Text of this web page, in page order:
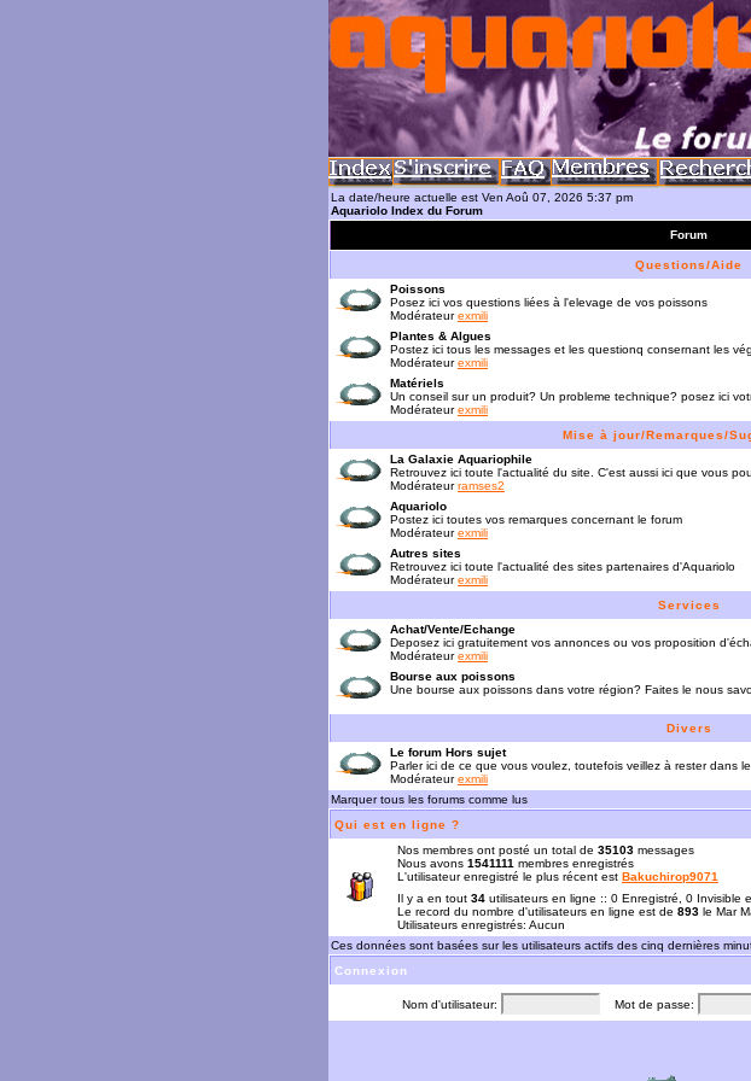
La date/heure actuelle est Ven Aoû 07, 2026 5:37 pm
Aquariolo Index du Forum
Forum
Questions/Aide
Poissons
Posez ici vos questions liées à l'elevage de vos poissons
Modérateurexmili
Plantes & Algues
Postez ici tous les messages et les questionq consernant les
Modérateurexmili
Matériels
Un conseil sur un produit? Un probleme technique? posez ici
Modérateurexmili
Mise à jour/Remarques/
La Galaxie Aquariophile
Retrouvez ici toute l'actualité du site. C'est aussi ici que vous
Modérateurramses2
Aquariolo
Postez ici toutes vos remarques concernant le forum
Modérateurexmili
Autres sites
Retrouvez ici toute l'actualité des sites partenaires d'Aquariolo
Modérateurexmili
Services
Achat/Vente/Echange
Deposez ici gratuitement vos annonces ou vos proposition
Modérateurexmili
Bourse aux poissons
Une bourse aux poissons dans votre région? Faites le nous
Divers
Le forum Hors sujet
Parler ici de ce que vous voulez, toutefois veillez à rester dans
Modérateurexmili
Marquer tous les forums comme lus
Qui est en ligne ?
Nos membres ont posté un total de 35103 messages
Nous avons 1541111 membres enregistrés
L'utilisateur enregistré le plus récent est Bakuchirop9071
Il y a en tout 34 utilisateurs en ligne :: 0 Enregistré, 0
Le record du nombre d'utilisateurs en ligne est de 893 le Mar
Utilisateurs enregistrés: Aucun
Ces données sont basées sur les utilisateurs actifs des cinq dernières
Connexion
Nom d'utilisateur: Mot de passe: